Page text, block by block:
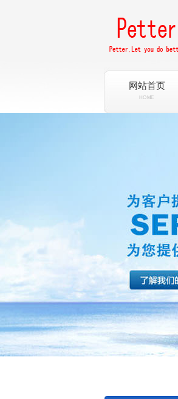
网站首页
HOME